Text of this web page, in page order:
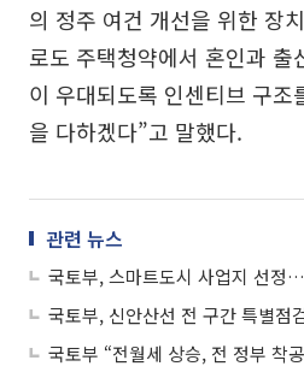
의 정주 여건 개선을 위한 장
로도 주택청약에서 혼인과 출
이 우대되도록 인센티브 구조
을 다하겠다”고 말했다.
관련 뉴스
국토부 “전월세 상승, 전 정부 착